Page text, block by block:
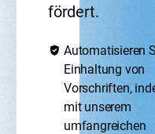
fördert.
Automatisieren
Einhaltung von
Vorschriften,
mit unserem
umfangreichen